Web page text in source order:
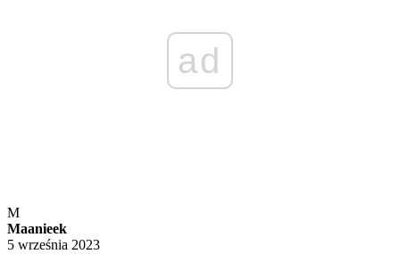
ad
M
Maanieek
5 września 2023